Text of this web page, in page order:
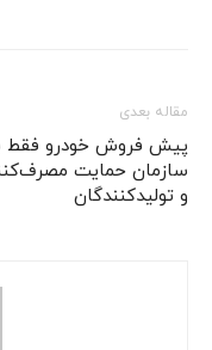
مقاله بعدی
پیش فروش خودرو فقط
سازمان حمایت
و تولیدکنندگان